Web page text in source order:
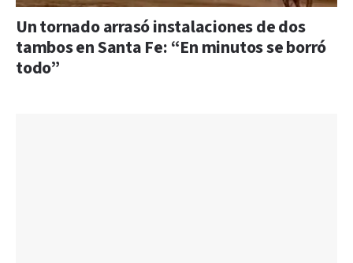
Un tornado arrasó instalaciones de dos
tambos en Santa Fe: “En minutos se borró
todo”